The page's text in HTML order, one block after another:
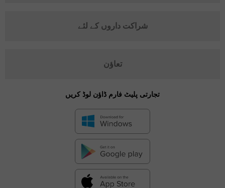
شراکت داروں کے لئے
تعاؤن
تجارتی پلیٹ فارم ڈاؤن لوڈ کریں